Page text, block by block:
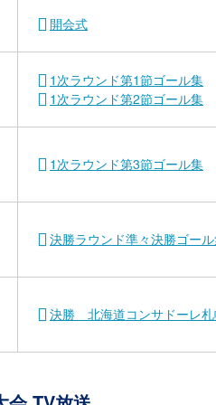
開会式
1次ラウンド第1節ゴール集
1次ラウンド第2節ゴール集
1次ラウンド第3節ゴール集
決勝ラウンド準々決勝ゴー
決勝 北海道コンサドーレ札